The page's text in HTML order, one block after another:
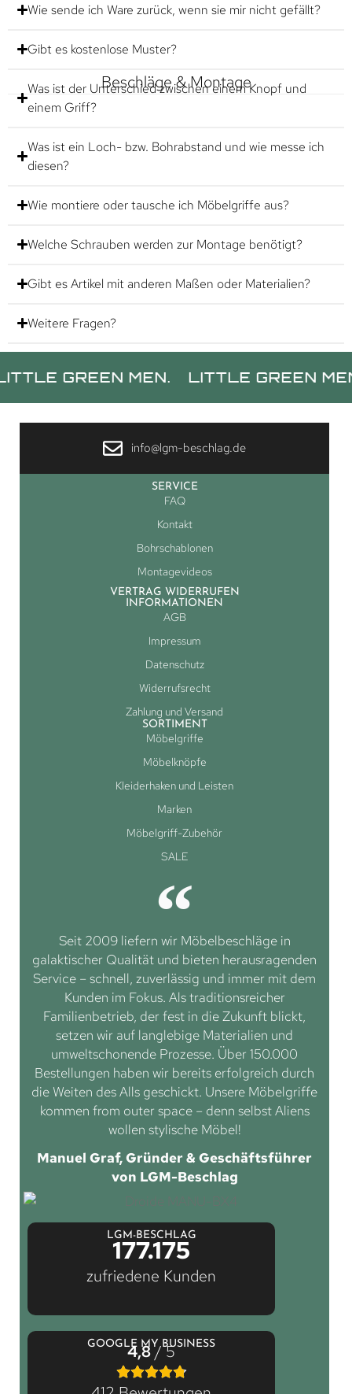
Wie sende ich Ware zurück, wenn sie mir nicht gefällt?
Gibt es kostenlose Muster?
Beschläge & Montage
Was ist der Unterschied zwischen einem Knopf und
einem Griff?
Was ist ein Loch- bzw. Bohrabstand und wie messe ich
diesen?
Wie montiere oder tausche ich Möbelgriffe aus?
Welche Schrauben werden zur Montage benötigt?
Gibt es Artikel mit anderen Maßen oder Materialien?
Weitere Fragen?
GREEN MEN. LITTLE GREEN MEN.
info@lgm-beschlag.de
SERVICE
FAQ
Kontakt
Bohrschablonen
Montagevideos
VERTRAG WIDERRUFEN
INFORMATIONEN
AGB
Impressum
Datenschutz
Widerrufsrecht
Zahlung und Versand
SORTIMENT
Möbelgriffe
Möbelknöpfe
Kleiderhaken und Leisten
Marken
Möbelgriff-Zubehör
SALE
Seit 2009 liefern wir Möbelbeschläge in
galaktischer Qualität und bieten herausragenden
Service – schnell, zuverlässig und immer mit dem
Kunden im Fokus. Als traditionsreicher
Familienbetrieb, der fest in die Zukunft blickt,
setzen wir auf langlebige Materialien und
umweltschonende Prozesse. Über 150.000
Bestellungen haben wir bereits erfolgreich durch
die Weiten des Alls geschickt. Unsere Möbelgriffe
kommen from outer space – denn selbst Aliens
wollen stylische Möbel!
Manuel Graf, Gründer & Geschäftsführer
von LGM-Beschlag
LGM-BESCHLAG
177.175
zufriedene Kunden
GOOGLE MY BUSINESS
4,8/ 5